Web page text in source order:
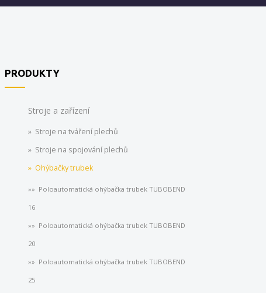
PRODUKTY
Stroje a zařízení
Stroje na tváření plechů
Stroje na spojování plechů
Ohýbačky trubek
Poloautomatická ohýbačka trubek TUBOBEND
16
Poloautomatická ohýbačka trubek TUBOBEND
20
Poloautomatická ohýbačka trubek TUBOBEND
25